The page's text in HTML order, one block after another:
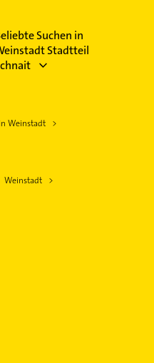
Suchen in
Stadtteil
Weinstadt
Weinstadt